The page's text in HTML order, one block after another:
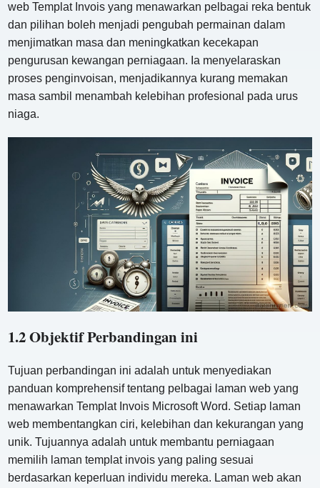
web Templat Invois yang menawarkan pelbagai reka bentuk
dan pilihan boleh menjadi pengubah permainan dalam
menjimatkan masa dan meningkatkan kecekapan
pengurusan kewangan perniagaan. Ia menyelaraskan
proses penginvoisan, menjadikannya kurang memakan
masa sambil menambah kelebihan profesional pada urus
niaga.
1.2 Objektif Perbandingan ini
Tujuan perbandingan ini adalah untuk menyediakan
panduan komprehensif tentang pelbagai laman web yang
menawarkan Templat Invois Microsoft Word. Setiap laman
web membentangkan ciri, kelebihan dan kekurangan yang
unik. Tujuannya adalah untuk membantu perniagaan
memilih laman templat invois yang paling sesuai
berdasarkan keperluan individu mereka. Laman web akan